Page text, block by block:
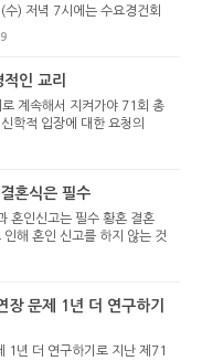
) 저녁 7시에는 수요경건회
대회를 열었다. 1952년 9월
덧 70년을 맞아 기념대회를
인 교리
계속해서 지켜가야 71회 총
학적 입장에 대한 요청의
학대학원 교수회, 고신대학
혼식은 필수
혼인신고는 필수 황혼 결혼
해 혼인 신고를 하지 않는 것
고령사회가 됨에 따라 ‘황
장 문제 1년 더 연구하기
1년 더 연구하기로 지난 제71